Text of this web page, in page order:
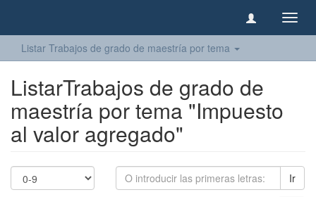
Listar Trabajos de grado de maestría por tema
ListarTrabajos de grado de
maestría por tema "Impuesto
al valor agregado"
Ir